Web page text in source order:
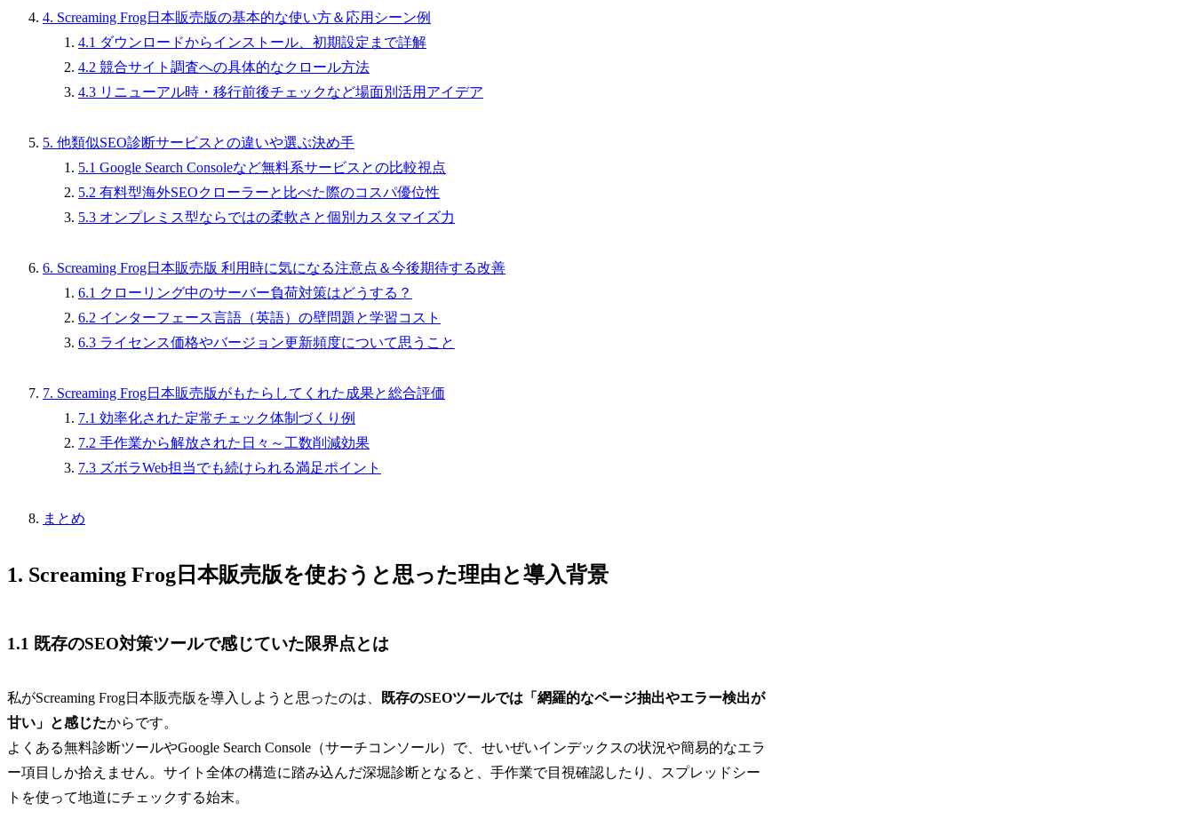
4. Screaming Frog日本販売版の基本的な使い方＆応用シーン例
4.1 ダウンロードからインストール、初期設定まで詳解
4.2 競合サイト調査への具体的なクロール方法
4.3 リニューアル時・移行前後チェックなど場面別活用アイデア
5. 他類似SEO診断サービスとの違いや選ぶ決め手
5.1 Google Search Consoleなど無料系サービスとの比較視点
5.2 有料型海外SEOクローラーと比べた際のコスパ優位性
5.3 オンプレミス型ならではの柔軟さと個別カスタマイズ力
6. Screaming Frog日本販売版 利用時に気になる注意点＆今後期待する改善
6.1 クローリング中のサーバー負荷対策はどうする？
6.2 インターフェース言語（英語）の壁問題と学習コスト
6.3 ライセンス価格やバージョン更新頻度について思うこと
7. Screaming Frog日本販売版がもたらしてくれた成果と総合評価
7.1 効率化された定常チェック体制づくり例
7.2 手作業から解放された日々～工数削減効果
7.3 ズボラWeb担当でも続けられる満足ポイント
まとめ
1. Screaming Frog日本販売版を使おうと思った理由と導入背景
1.1 既存のSEO対策ツールで感じていた限界点とは
私がScreaming Frog日本販売版を導入しようと思ったのは、
既存のSEOツールでは「網羅的なページ抽出やエラー検出が
甘い」と感じたからです。
よくある無料診断ツールやGoogle Search Console（サーチコンソール）で、せいぜいインデックスの状況や簡易的なエラ
ー項目しか拾えません。サイト全体の構造に踏み込んだ深堀診断となると、手作業で目視確認したり、スプレッドシー
トを使って地道にチェックする始末。